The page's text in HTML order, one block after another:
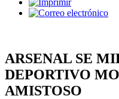
ARSENAL SE
DEPORTIVO
AMISTOSO